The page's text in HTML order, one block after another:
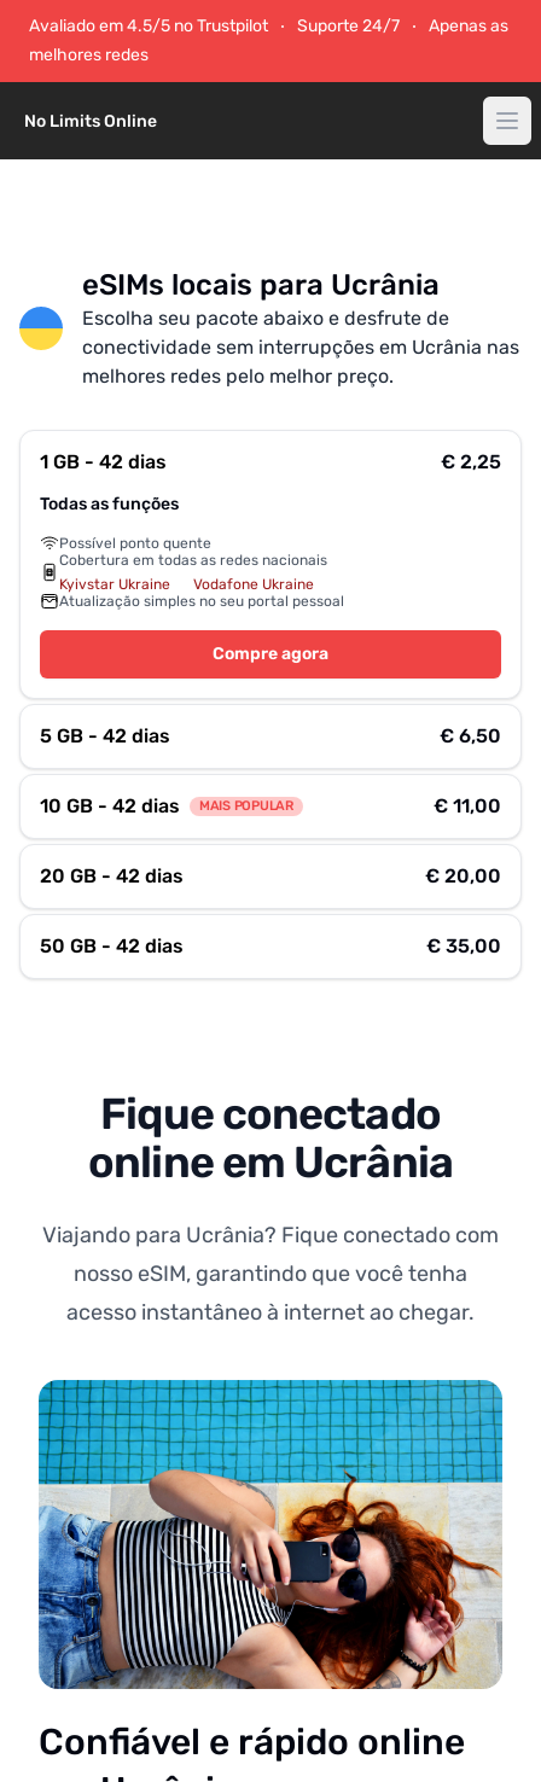
Avaliado em 4.5/5 no Trustpilot Suporte 24/7
Apenas as
melhores redes
No Limits Online
eSIMs locais para Ucrânia
Escolha seu pacote abaixo e desfrute de
conectividade sem interrupções em Ucrânia nas
melhores redes pelo melhor preço.
1 GB - 42 dias € 2,25
Todas as funções
Possível ponto quente
Cobertura em todas as redes nacionais
Kyivstar Ukraine
Vodafone Ukraine
Atualização simples no seu portal pessoal
Compre agora
5 GB - 42 dias € 6,50
10 GB - 42 dias MAIS POPULAR € 11,00
20 GB - 42 dias € 20,00
50 GB - 42 dias € 35,00
Fique conectado
online em Ucrânia
Viajando para Ucrânia? Fique conectado com
nosso eSIM, garantindo que você tenha
acesso instantâneo à internet ao chegar.
Confiável e rápido online